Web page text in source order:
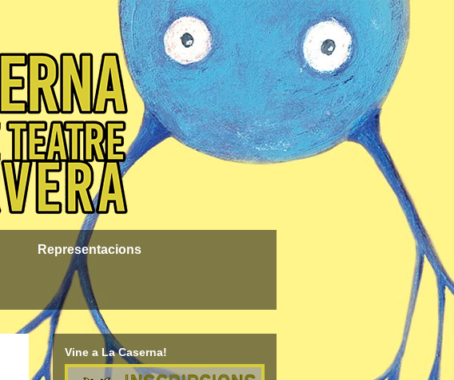
Representacions
Vine a La Caserna!